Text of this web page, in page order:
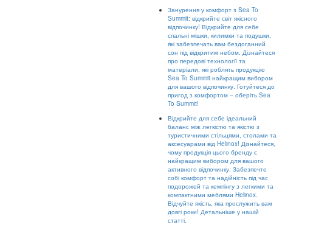
Занурення у комфорт з Sea To
Summit: відкрийте світ якісного
відпочинку! Відкрийте для себе
спальні мішки, килимки та подушки,
які забезпечать вам бездоганний
сон під відкритим небом. Дізнайтеся
про передові технології та
матеріали, які роблять продукцію
Sea To Summit найкращим вибором
для вашого відпочинку. Готуйтеся до
пригод з комфортом – оберіть Sea
To Summit!
Відкрийте для себе ідеальний
баланс між легкістю та якістю з
туристичними стільцями, столами та
аксесуарами від Helinox! Дізнайтеся,
чому продукція цього бренду є
найкращим вибором для вашого
активного відпочинку. Забезпечте
собі комфорт та надійність під час
подорожей та кемпінгу з легкими та
компактними меблями Helinox.
Відчуйте якість, яка прослужить вам
довгі роки! Детальніше у нашій
статті.